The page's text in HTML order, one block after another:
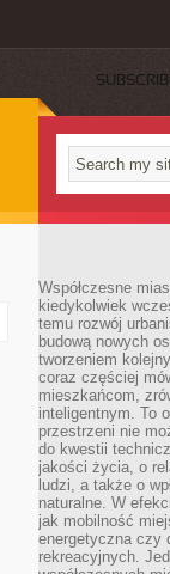
Współczesne
kiedykolwiek
temu rozwój
budową nowych
tworzeniem
coraz częściej
mieszkańcom,
inteligentnym. To
przestrzeni nie
do kwestii
jakości życia, o
ludzi, a także o
naturalne. W
jak mobilność
energetyczna czy
rekreacyjnych.